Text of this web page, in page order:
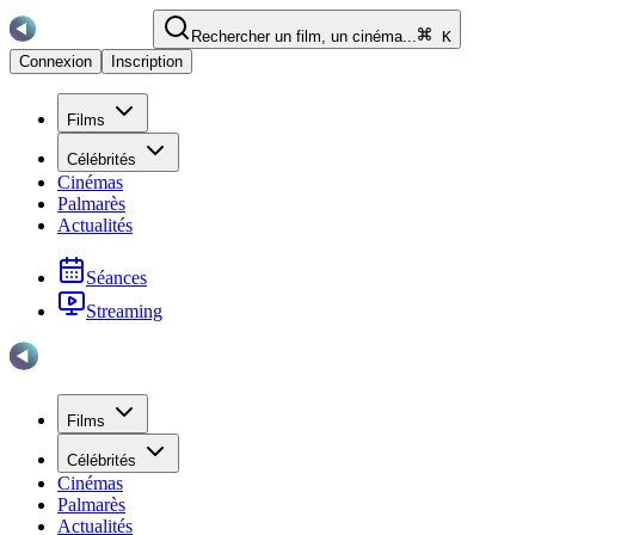
Rechercher un film, un cinéma...
K
Connexion
Inscription
Films
Célébrités
Cinémas
Palmarès
Actualités
Séances
Streaming
Films
Célébrités
Cinémas
Palmarès
Actualités